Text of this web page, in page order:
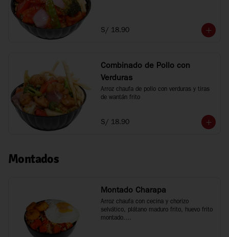
S/ 18.90
Combinado de Pollo con
Verduras
Arroz chaufa de pollo con verduras y tiras
de wantán frito
S/ 18.90
Montados
Montado Charapa
Arroz chaufa con cecina y chorizo
selvático, plátano maduro frito, huevo frito
montado.